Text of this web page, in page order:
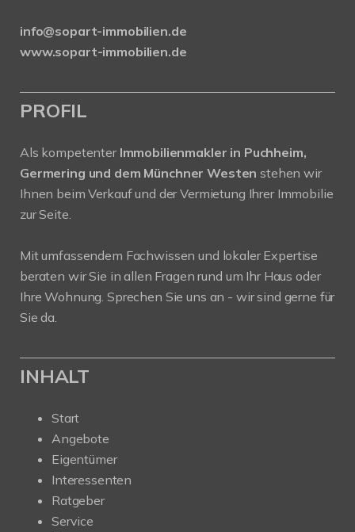
info@sopart-immobilien.de
www.sopart-immobilien.de
PROFIL
Als kompetenter Immobilienmakler in Puchheim,
Germering und dem Münchner Westen stehen wir
Ihnen beim Verkauf und der Vermietung Ihrer Immobilie
zur Seite.
Mit umfassendem Fachwissen und lokaler Expertise
beraten wir Sie in allen Fragen rund um Ihr Haus oder
Ihre Wohnung. Sprechen Sie uns an - wir sind gerne für
Sie da.
INHALT
Start
Angebote
Eigentümer
Interessenten
Ratgeber
Service